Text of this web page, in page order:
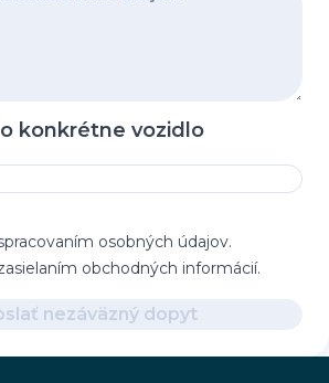
konkrétne vozidlo
osobných údajov.
obchodných informácií.
nezáväzný dopyt